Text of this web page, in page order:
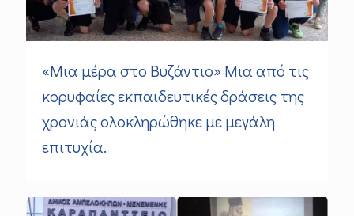
«Μια μέρα στο Βυζάντιο» Μια από τις
κορυφαίες εκπαιδευτικές δράσεις της
χρονιάς ολοκληρώθηκε με μεγάλη
επιτυχία.